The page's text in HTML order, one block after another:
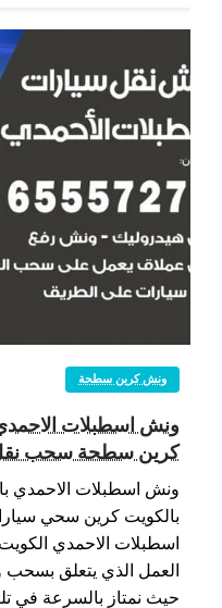
ونش كرين سطحة
كرين سطحة سحب نقل
ونش اسطبلات الاحمدي
بالكويت كرين سحي
اسطبلات الاحمدي
العمل الذي يتعلق بسحب
حيث نمتاز بالسرعة في